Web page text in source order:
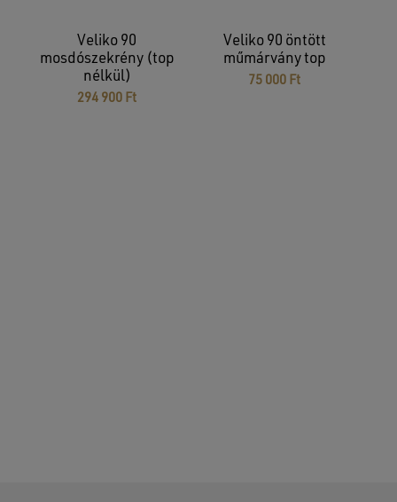
Veliko 90
mosdószekrény (top
nélkül)
294 900 Ft
Veliko 90 öntött
műmárvány top
75 000 Ft